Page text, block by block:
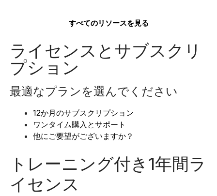
すべてのリソースを見る
ライセンスとサブスクリ
プション
最適なプランを選んでください
12か月のサブスクリプション
ワンタイム購入とサポート
他にご要望がございますか？
トレーニング付き1年間ラ
イセンス